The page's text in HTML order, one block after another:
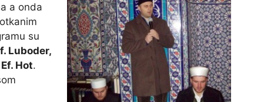
a onda
su
Luboder,
Hot.